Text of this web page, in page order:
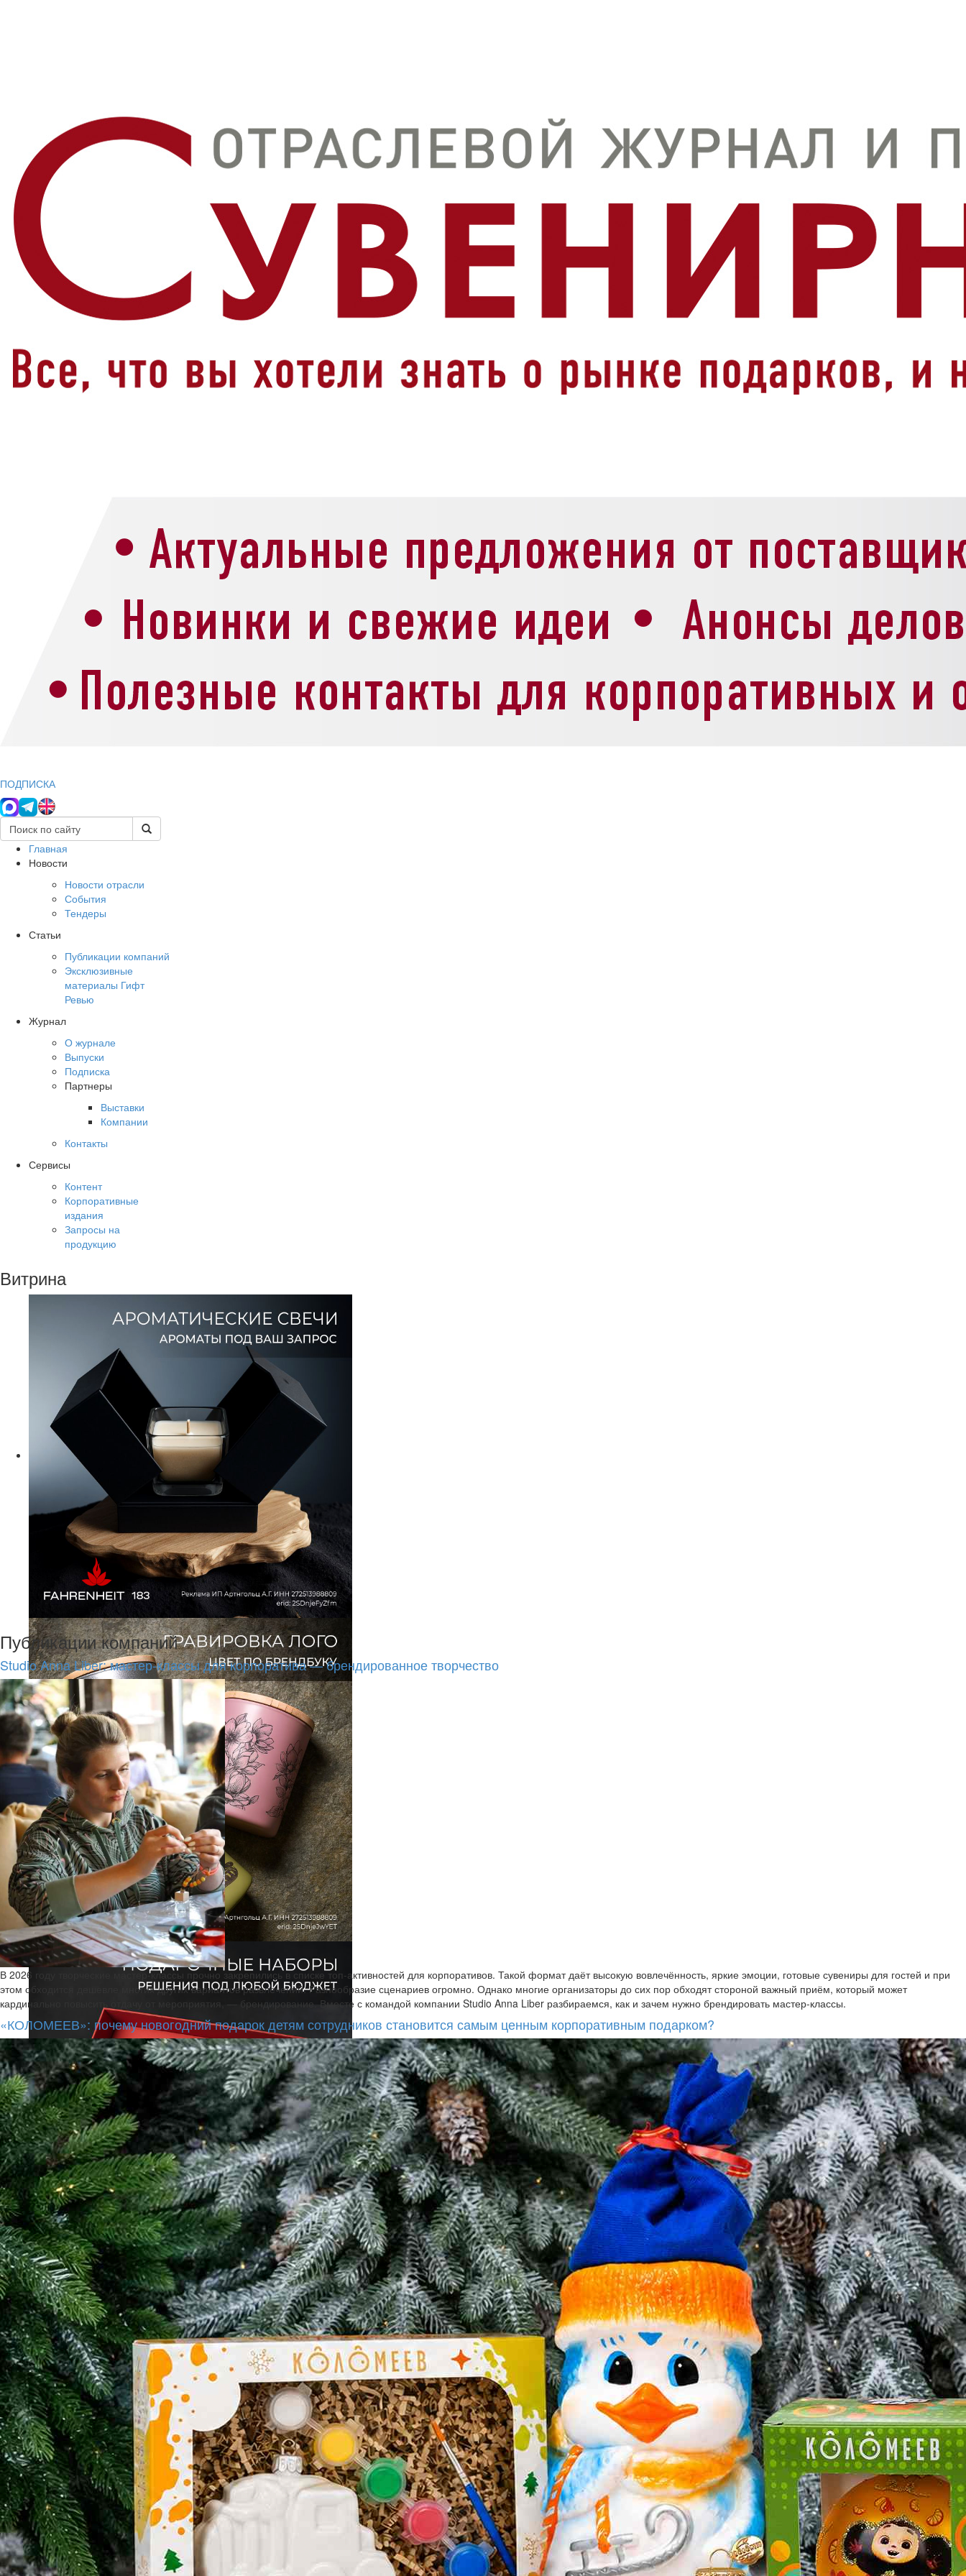
ПОДПИСКА
Главная
Новости
Новости отрасли
События
Тендеры
Статьи
Публикации компаний
Эксклюзивные
материалы Гифт
Ревью
Журнал
О журнале
Выпуски
Подписка
Партнеры
Выставки
Компании
Контакты
Сервисы
Контент
Корпоративные
издания
Запросы на
продукцию
Витрина
Публикации компаний
Studio Anna Liber: мастер-классы для корпоратива — брендированное творчество
В 2026 году творческие мастер-классы прочно закрепились в списке топ-активностей для корпоративов. Такой формат даёт высокую вовлечённость, яркие эмоции, готовые сувениры для гостей и при
этом обходится дешевле многих других вариантов развлечений. Разнообразие сценариев огромно. Однако многие организаторы до сих пор обходят стороной важный приём, который может
кардинально повысить отдачу от мероприятия, — брендирование. Вместе с командой компании Studio Anna Liber разбираемся, как и зачем нужно брендировать мастер-классы.
«КОЛОМЕЕВ»: почему новогодний подарок детям сотрудников становится самым ценным корпоративным подарком?